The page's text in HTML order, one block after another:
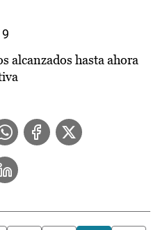
alcanzados hasta ahora